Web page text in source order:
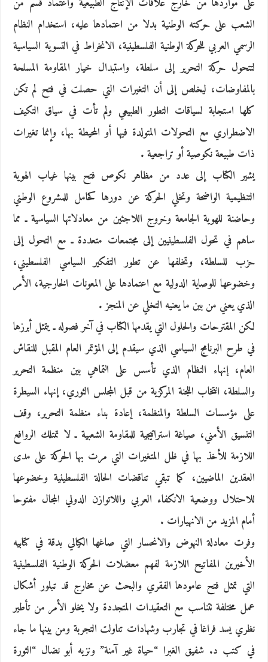
الشعب على حركته الوطنية بدلا من اعتمادها عليه، استخدام النظام
الرسمي العربي للحركة الوطنية الفلسطينية، الانخراط في التسوية السياسية
لتتحول حركة التحرير إلى سلطة، واستبدال خيار المقاومة المسلحة
بالمفاوضات، ليخلص إلى أن التغيرات التي حصلت في فتح لم تكن
كلها استجابة لسياقات التطور الطبيعي ولم تأت في سياق التكيف
الاضطراري مع التحولات المتولدة فيها أو المحيطة بها، وإنما تغيرات
ذات طبيعة نكوصية أو تراجعية .
يشير الكتاب إلى عدد من مظاهر نكوص فتح بينها غياب الهوية
التنظيمية الواضحة وتخلي الحركة عن دورها كحامل للمشروع الوطني
وحاضنة للهوية الجامعة وخروج اللاجئين من معادلاتها السياسية ـ مما
ساهم في تحول الفلسطينيين إلى مجتمعات متعددة ـ مع التحول إلى
حزب للسلطة، وتخلفها عن تطور التفكير السياسي الفلسطيني،
وخضوعها للوصاية الدولية مع اعتمادها على المعونات الخارجية، الأمر
الذي يعني من بين ما يعنيه التخلي عن المنجز .
لكن المقترحات والحلول التي يقدمها الكتاب في آخر فصوله ـ يتمثل أبرزها
في طرح البرنامج السياسي الذي سيقدم إلى المؤتمر العام المقبل للنقاش
العام، إنهاء النظام الذي تأسس على التماهي بين منظمة التحرير
والسلطة، انتخاب اللجنة المركزية من قبل المجلس الثوري، إنهاء السيطرة
على مؤسسات السلطة والمنظمة، إعادة بناء منظمة التحرير، وقف
التنسيق الأمني، صياغة استراتيجية للمقاومة الشعبية ـ لا تمتلك الروافع
اللازمة للأخذ بها في ظل المتغيرات التي مرت بها الحركة على مدى
العقدين الماضيين، كما تبقي تناقضات الحالة الفلسطينية وخضوعها
للاحتلال ووضعية الانكفاء العربي واللاتوازن الدولي المجال مفتوحا
أمام المزيد من الانهيارات .
وفرت معادلة النهوض والانحسار التي صاغها الكيالي بدقة في كتابيه
الأخيرين المفاتيح اللازمة لفهم معضلات الحركة الوطنية الفلسطينية
التي تمثل فتح عامودها الفقري والبحث عن مخارج قد تبلور أشكال
عمل مختلفة تتناسب مع التعقيدات المتجددة ولا يخلو الأمر من تأطير
نظري يسد فراغا في تجارب وشهادات تناولت التجربة ومن بينها ما جاء
في كتب د. شفيق الغبرا “حياة غير آمنة” ونزيه أبو نضال “الثورة